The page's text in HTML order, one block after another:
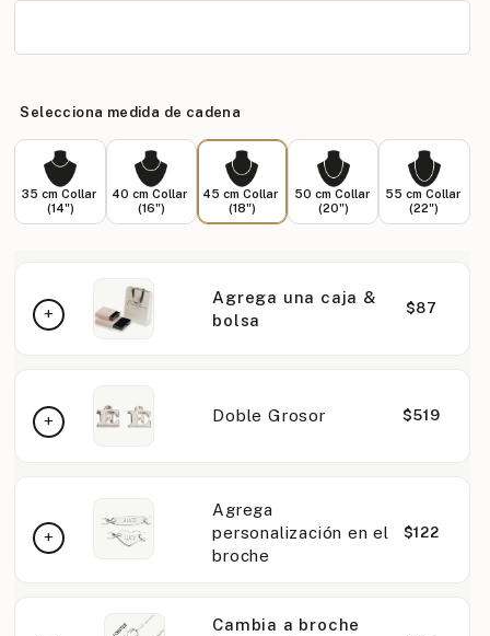
Selecciona medida de cadena
35 cm Collar
(14")
40 cm Collar
(16")
45 cm Collar
(18")
50 cm Collar
(20")
55 cm Collar
(22")
Agrega una caja &
bolsa
$87
Doble Grosor $519
Agrega
personalización en el
broche
$122
Cambia a broche